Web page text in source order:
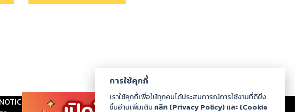
ติดต่อเรา ร่วมงานกับเรา | ดาวน์โหลด
|
การใช้คุกกี้
เราใช้คุกกี้เพื่อให้ทุกคนได้ประสบการณ์การใช้งานที่ดียิ่ง
ขึ้นอ่านเพิ่มเติม คลิก (Privacy Policy) และ (Cookie